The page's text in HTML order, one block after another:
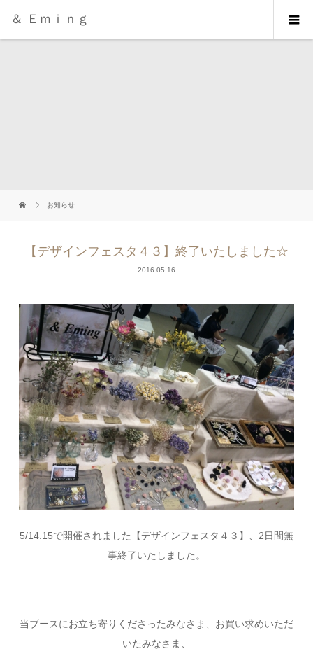
＆ Ｅｍｉｎｇ
お知らせ
【デザインフェスタ４３】終了いたしました☆
2016.05.16
5/14.15で開催されました【デザインフェスタ４３】、2日間無
事終了いたしました。
当ブースにお立ち寄りくださったみなさま、お買い求めいただ
いたみなさま、